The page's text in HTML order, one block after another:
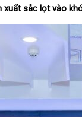
sắc lọt vào